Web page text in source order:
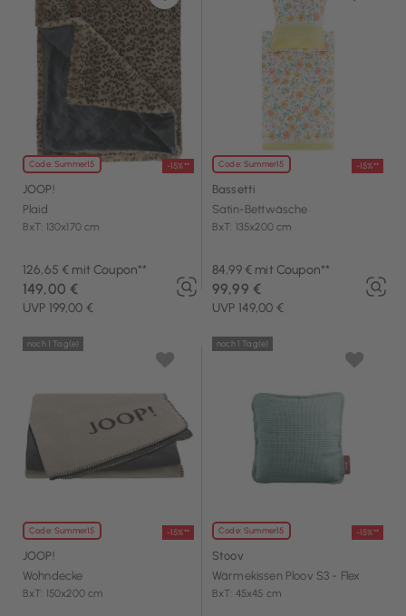
Code: Summer15 -15%**
JOOP!
Plaid
BxT: 130x170 cm
126,65 € mit Coupon**
UVP 199,00 €
149,00 €
Code: Summer15 -15%**
Bassetti
Satin-Bettwäsche
BxT: 135x200 cm
84,99 € mit Coupon**
UVP 149,00 €
99,99 €
Code: Summer15 -15%**
noch 1 Tag(e)
JOOP!
Wohndecke
BxT: 150x200 cm
Code: Summer15 -15%**
noch 1 Tag(e)
Stoov
Wärmekissen Ploov S3 - Flex
BxT: 45x45 cm